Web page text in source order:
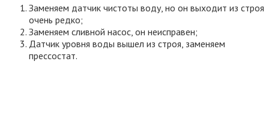
Заменяем датчик чистоты воду, но он выходит из строя
очень редко;
Заменяем сливной насос, он неисправен;
Датчик уровня воды вышел из строя, заменяем
прессостат.